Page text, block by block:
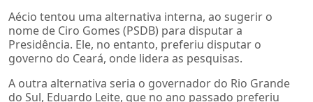
Aécio tentou uma alternativa interna, ao sugerir o
nome de Ciro Gomes (PSDB) para disputar a
Presidência. Ele, no entanto, preferiu disputar o
governo do Ceará, onde lidera as pesquisas.
A outra alternativa seria o governador do Rio Grande
do Sul, Eduardo Leite, que no ano passado preferiu